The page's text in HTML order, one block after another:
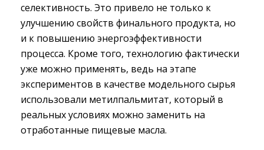
селективность. Это привело не только к
улучшению свойств финального продукта, но
и к повышению энергоэффективности
процесса. Кроме того, технологию фактически
уже можно применять, ведь на этапе
экспериментов в качестве модельного сырья
использовали метилпальмитат, который в
реальных условиях можно заменить на
отработанные пищевые масла.